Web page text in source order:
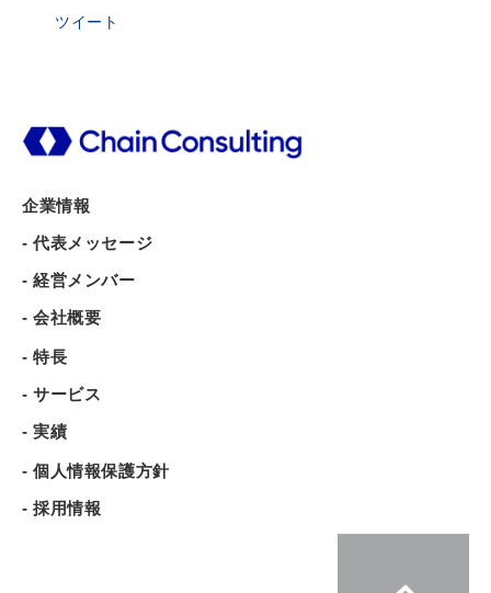
ツイート
企業情報
- 代表メッセージ
- 経営メンバー
- 会社概要
- 特長
- サービス
- 実績
- 個人情報保護方針
- 採用情報